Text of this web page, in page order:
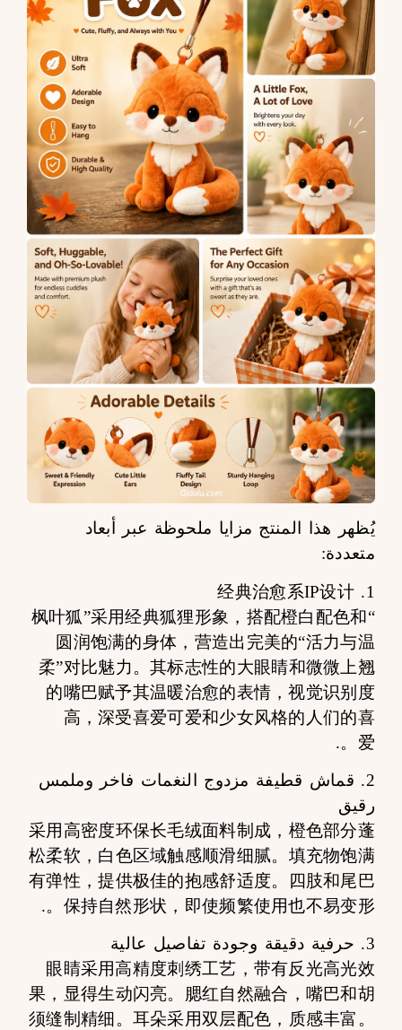
يُظهر هذا المنتج مزايا ملحوظة عبر أبعاد
متعددة:
1. 经典治愈系IP设计
“枫叶狐”采用经典狐狸形象，搭配橙白配色和
圆润饱满的身体，营造出完美的“活力与温
柔”对比魅力。其标志性的大眼睛和微微上翘
的嘴巴赋予其温暖治愈的表情，视觉识别度
高，深受喜爱可爱和少女风格的人们的喜
爱。.
2. قماش قطيفة مزدوج النغمات فاخر وملمس
رقيق
采用高密度环保长毛绒面料制成，橙色部分蓬
松柔软，白色区域触感顺滑细腻。填充物饱满
有弹性，提供极佳的抱感舒适度。四肢和尾巴
保持自然形状，即使频繁使用也不易变形。.
3. حرفية دقيقة وجودة تفاصيل عالية
眼睛采用高精度刺绣工艺，带有反光高光效
果，显得生动闪亮。腮红自然融合，嘴巴和胡
须缝制精细。耳朵采用双层配色，质感丰富。